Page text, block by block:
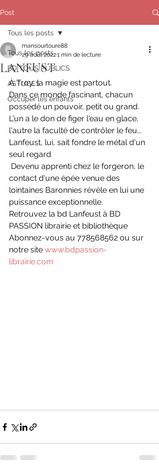
Post
Tous les posts
BD TOUS PUBLICS
ASTUCES
Occuper les enfants
Tous les posts
LANFUST
mansourtoure88
29 août 20221 min de lecture
À Troy, la magie est partout.
Dans ce monde fascinant, chacun
possédé un pouvoir, petit ou grand.
L'un a le don de figer l'eau en glace,
l'autre la faculté de contrôler le feu...
Lanfeust, lui, sait fondre le métal d'un
seul regard
contact d'une épée venue des
lointaines Baronnies révèle en lui une
puissance exceptionnelle.
Retrouvez la bd Lanfeust à BD
PASSION librairie et bibliothèque
Abonnez-vous au 778568562 ou sur
notre site www.bdpassion-
librairie.com